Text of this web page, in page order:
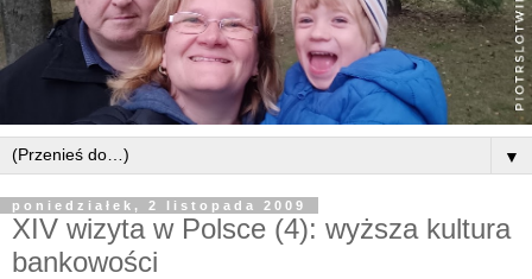
▼
poniedziałek, 2 listopada 2009
XIV wizyta w Polsce (4): wyższa kultura
bankowości